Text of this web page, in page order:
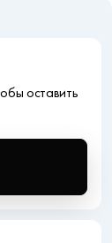
оставить